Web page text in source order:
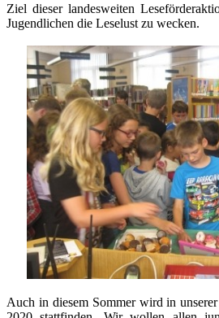
Ziel dieser landesweiten
Jugendlichen die Leselust zu wecken.
Auch in diesem Sommer wird in